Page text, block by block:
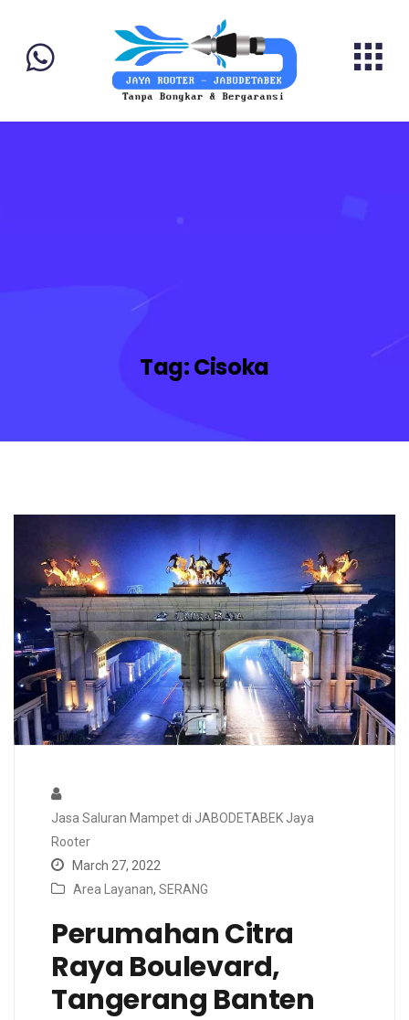
Tag:Cisoka
Jasa Saluran Mampet di JABODETABEK Jaya
Rooter
March 27, 2022
Area Layanan, SERANG
Perumahan Citra
Raya Boulevard,
Tangerang Banten